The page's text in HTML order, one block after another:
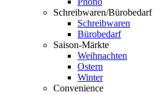
Schreibwaren/Bürobedarf
Schreibwaren
Bürobedarf
Saison-Märkte
Weihnachten
Ostern
Winter
Convenience